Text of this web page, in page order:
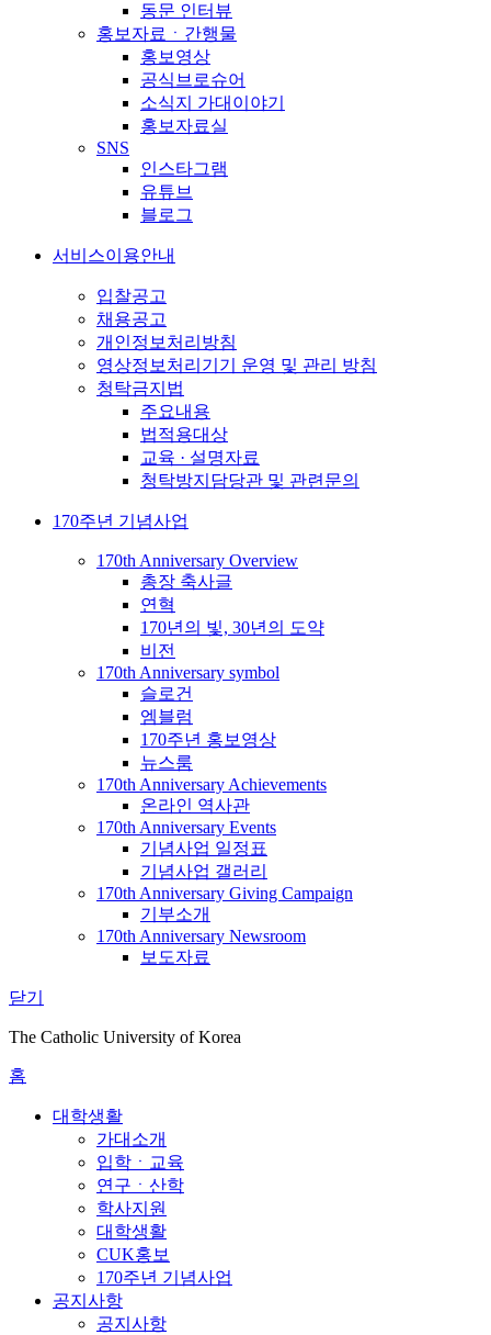
동문 인터뷰
홍보자료ㆍ간행물
홍보영상
공식브로슈어
소식지 가대이야기
홍보자료실
SNS
인스타그램
유튜브
블로그
서비스이용안내
입찰공고
채용공고
개인정보처리방침
영상정보처리기기 운영 및 관리 방침
청탁금지법
주요내용
법적용대상
교육 · 설명자료
청탁방지담당관 및 관련문의
170주년 기념사업
170th Anniversary Overview
총장 축사글
연혁
170년의 빛, 30년의 도약
비전
170th Anniversary symbol
슬로건
엠블럼
170주년 홍보영상
뉴스룸
170th Anniversary Achievements
온라인 역사관
170th Anniversary Events
기념사업 일정표
기념사업 갤러리
170th Anniversary Giving Campaign
기부소개
170th Anniversary Newsroom
보도자료
닫기
The Catholic University of Korea
홈
대학생활
가대소개
입학ㆍ교육
연구ㆍ산학
학사지원
대학생활
CUK홍보
170주년 기념사업
공지사항
공지사항